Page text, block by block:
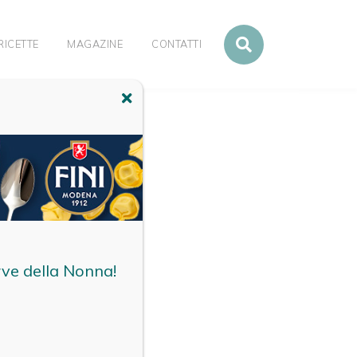
MAGAZINE CONTATTI
della Nonna!